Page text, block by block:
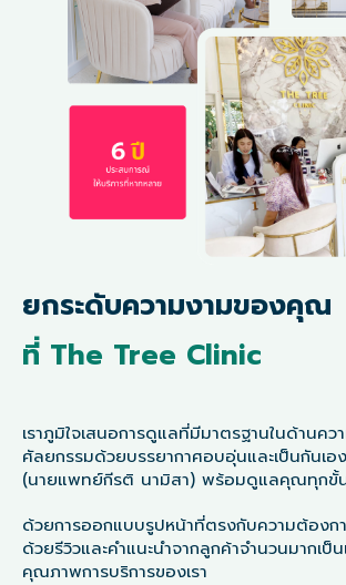
ยกระดับความงามของคุณ
ที่ The Tree Clinic
เราภูมิใจเสนอการดูแลที่มีมาตรฐานในด้านคว
ศัลยกรรมด้วยบรรยากาศอบอุ่นและเป็นกันเ
(นายแพทย์กีรติ นามิสา) พร้อมดูแลคุณทุกขั้
ด้วยการออกแบบรูปหน้าที่ตรงกับความต้องก
ด้วยรีวิวและคำแนะนำจากลูกค้าจำนวนมากเป็
คุณภาพการบริการของเรา